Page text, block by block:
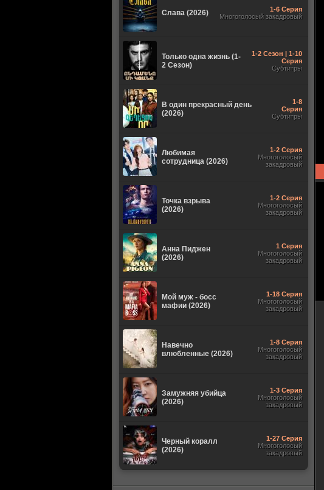
Слава (2026)
1-6 Серия
Многоголосый закадровый
Только одна жизнь (1-
2 Сезон)
1-2 Сезон | 1-10
Серия
Субтитры
В один прекрасный день
(2026)
1-8
Серия
Субтитры
Любимая
сотрудница (2026)
1-2 Серия
Многоголосый
закадровый
Точка взрыва
(2026)
1-2 Серия
Многоголосый
закадровый
Анна Пиджен
(2026)
1 Серия
Многоголосый
закадровый
Мой муж - босс
мафии (2026)
1-18 Серия
Многоголосый
закадровый
Навечно
влюбленные (2026)
1-8 Серия
Многоголосый
закадровый
Замужняя убийца
(2026)
1-3 Серия
Многоголосый
закадровый
Черный коралл
(2026)
1-27 Серия
Многоголосый
закадровый